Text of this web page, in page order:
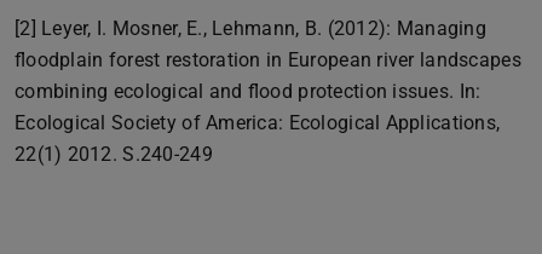
[2] Leyer, I. Mosner, E., Lehmann, B. (2012): Managing
floodplain forest restoration in European river landscapes
combining ecological and flood protection issues. In:
Ecological Society of America: Ecological Applications,
22(1) 2012. S.240-249